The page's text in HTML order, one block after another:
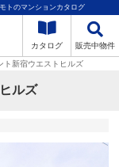
トのマンションカタログ
カタログ 販売中物件
ト新宿ウエストヒルズ
ルズ